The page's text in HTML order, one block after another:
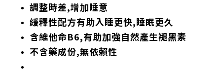
調整時差,增加睡意
緩釋性配方有助入睡更快,睡眠更久
含維他命B6,有助加強自然產生褪黑素
不含藥成份,無依賴性